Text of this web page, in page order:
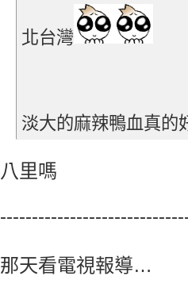
北台灣
淡大的麻辣鴨血真的
八里嗎
那天看電視報導…